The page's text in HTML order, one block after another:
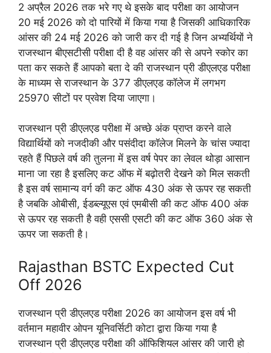
2 अप्रैल 2026 तक भरे गए थे इसके बाद परीक्षा का आयोजन
20 मई 2026 को दो पारियों में किया गया है जिसकी आधिकारिक
आंसर की 24 मई 2026 को जारी कर दी गई है जिन अभ्यर्थियों ने
राजस्थान बीएसटीसी परीक्षा दी है वह आंसर की से अपने स्कोर का
पता कर सकते हैं आपको बता दे की राजस्थान प्री डीएलएड परीक्षा
के माध्यम से राजस्थान के 377 डीएलएड कॉलेज में लगभग
25970 सीटों पर प्रवेश दिया जाएगा।
राजस्थान प्री डीएलएड परीक्षा में अच्छे अंक प्राप्त करने वाले
विद्यार्थियों को नजदीकी और पसंदीदा कॉलेज मिलने के चांस ज्यादा
रहते हैं पिछले वर्ष की तुलना में इस वर्ष पेपर का लेवल थोड़ा आसान
माना जा रहा है इसलिए कट ऑफ में बढ़ोतरी देखने को मिल सकती
है इस वर्ष सामान्य वर्ग की कट ऑफ 430 अंक से ऊपर रह सकती
है जबकि ओबीसी, ईडब्ल्यूएस एवं एमबीसी की कट ऑफ 400 अंक
से ऊपर रह सकती है वही एससी एसटी की कट ऑफ 360 अंक से
ऊपर जा सकती है।
Rajasthan BSTC Expected Cut
Off 2026
राजस्थान प्री डीएलएड परीक्षा 2026 का आयोजन इस वर्ष भी
वर्तमान महावीर ओपन यूनिवर्सिटी कोटा द्वारा किया गया है
राजस्थान प्री डीएलएड परीक्षा की ऑफिशियल आंसर की जारी हो